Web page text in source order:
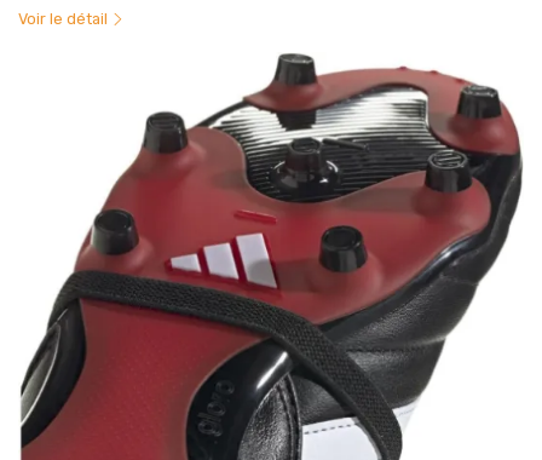
Voir le détail